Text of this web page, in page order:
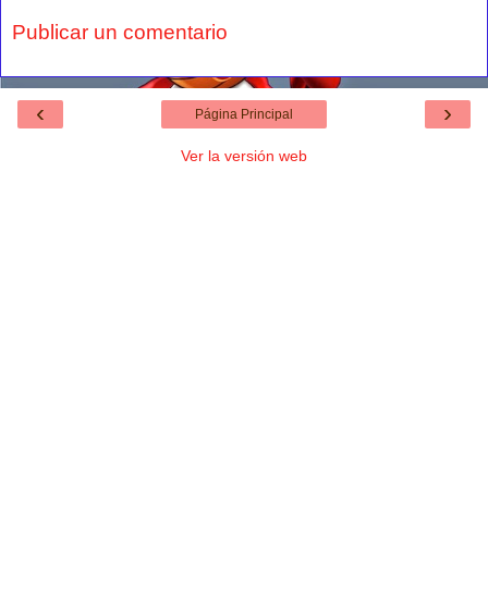
Publicar un comentario
‹ ›
Página Principal
Ver la versión web